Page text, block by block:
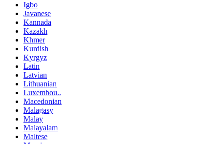
Igbo
Javanese
Kannada
Kazakh
Khmer
Kurdish
Kyrgyz
Latin
Latvian
Lithuanian
Luxembou..
Macedonian
Malagasy
Malay
Malayalam
Maltese